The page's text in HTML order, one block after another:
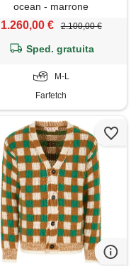
ocean - marrone
1.260,00 € 2.100,00 €
Sped. gratuita
M-L
Farfetch